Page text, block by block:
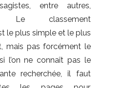
entre autres,
Le classement
le plus simple et le plus
mais pas forcément le
l’on ne connaît pas le
recherchée, il faut